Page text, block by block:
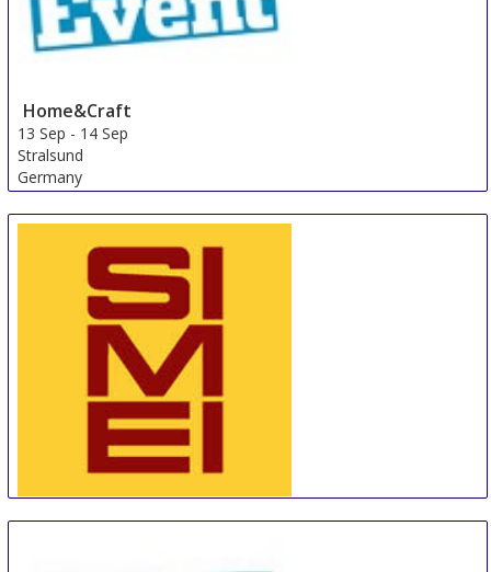
Home&Craft
13 Sep - 14 Sep
Stralsund
Germany